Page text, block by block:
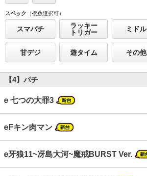
スペック （複数選択可）
スマパチ
ラッキー
トリガー
ミドル
甘デジ 遊タイム その他
【4】パチ
e 七つの大罪3
eFキン肉マン
e牙狼11~冴島大河~魔戒BURST Ver.